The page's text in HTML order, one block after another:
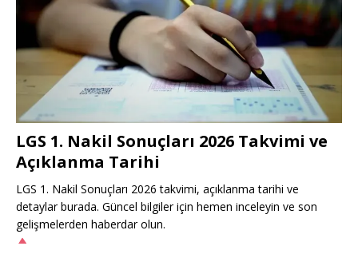
LGS 1. Nakil Sonuçları 2026 Takvimi ve
Açıklanma Tarihi
LGS 1. Nakil Sonuçları 2026 takvimi, açıklanma tarihi ve
detaylar burada. Güncel bilgiler için hemen inceleyin ve son
gelişmelerden haberdar olun.